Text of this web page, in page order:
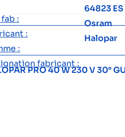
fab :
64823 ES
:
Osram
:
Halopar
fabricant :
PRO 40 W 230 V 30°